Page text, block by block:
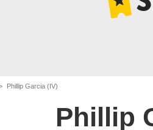
Phillip Garcia (IV)
Phillip